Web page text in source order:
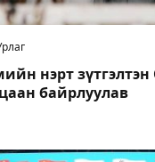
нэрт
байрлуулав